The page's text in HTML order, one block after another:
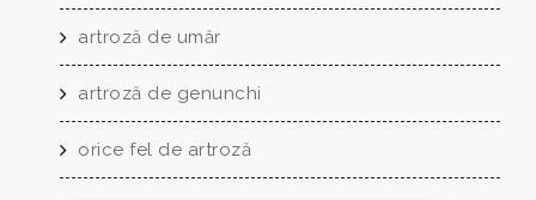
artroză de umăr
artroză de genunchi
orice fel de artroză